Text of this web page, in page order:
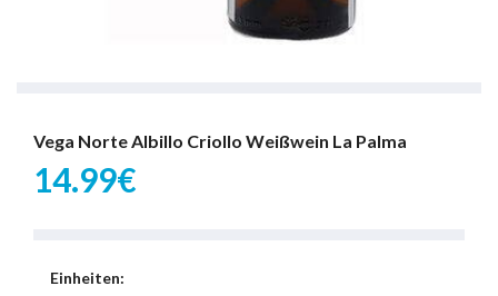
Vega Norte Albillo Criollo Weißwein La Palma
14.99€
Einheiten: